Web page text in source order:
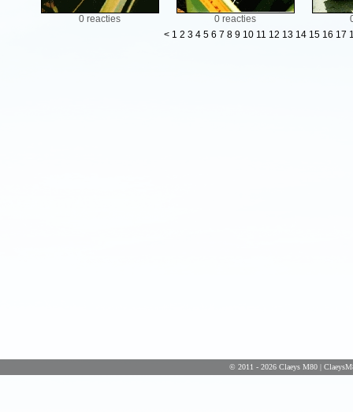
0 reacties 0 reacties
< 1 2 3 4 5 6 7 8 9 10 11 12 13 14 15 16 17
© 2011 - 2026 Claeys M80 |